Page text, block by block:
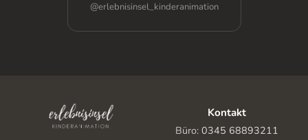
@erlebnisinsel_kinderanimation
Kontakt
Büro: 0345 68893211